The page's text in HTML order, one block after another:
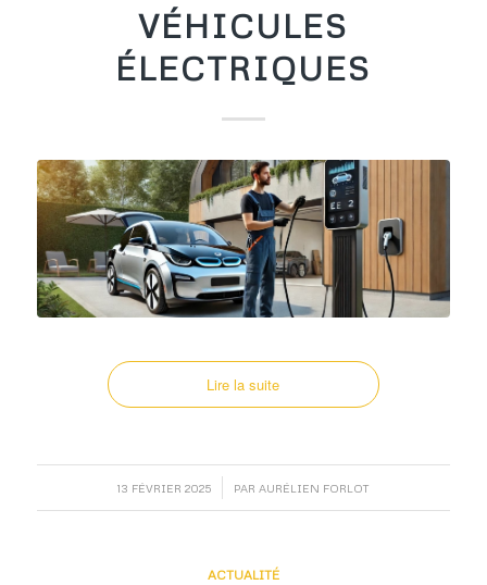
VÉHICULES
ÉLECTRIQUES
Lire la suite
13 FÉVRIER 2025
/ PAR AURÉLIEN FORLOT
ACTUALITÉ